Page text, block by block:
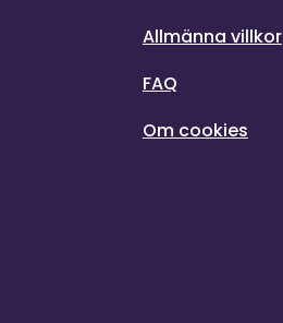
Allmänna villkor
FAQ
Om cookies